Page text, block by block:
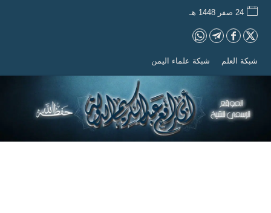
24 صفر 1448 هـ
شبكة العلم شبكة علماء اليمن